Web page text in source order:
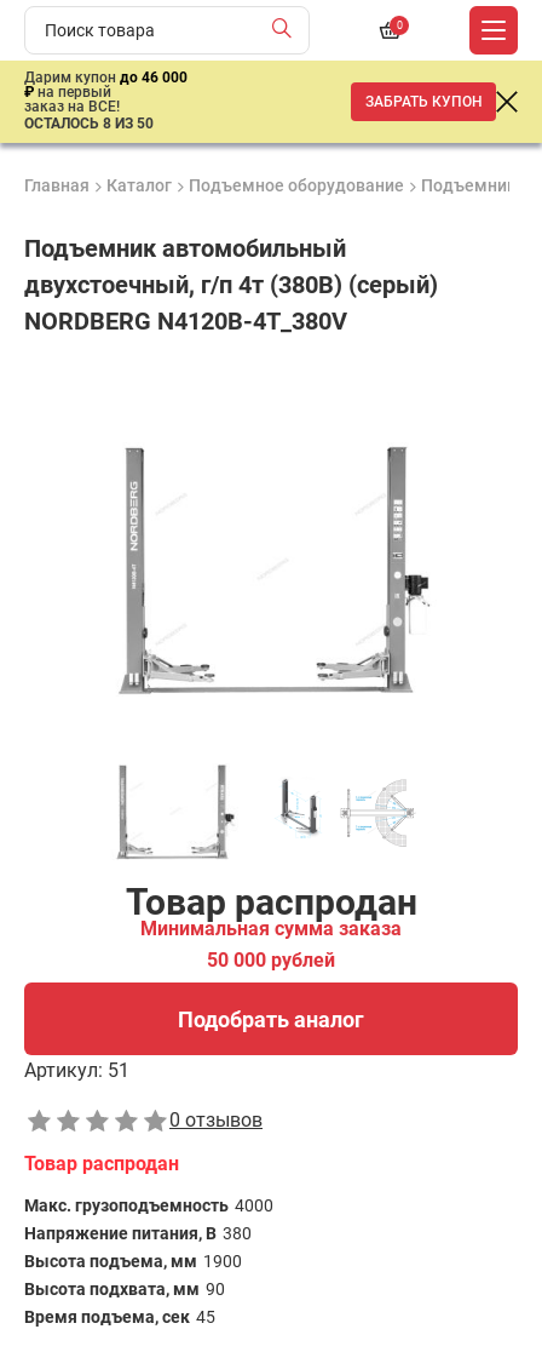
0
Дарим купон до 46 000
₽ на первый
заказ на ВСЕ!
ОСТАЛОСЬ 8 ИЗ 50
ЗАБРАТЬ КУПОН
Главная Каталог Подъемное оборудование Подъемники
Подъемник автомобильный
двухстоечный, г/п 4т (380В) (серый)
NORDBERG N4120B-4T_380V
Товар распродан
Минимальная сумма заказа
50 000 рублей
Подобрать аналог
Артикул: 51
0 отзывов
Товар распродан
Макс. грузоподъемность 4000
Напряжение питания, В 380
Высота подъема, мм 1900
Высота подхвата, мм 90
Время подъема, сек 45
Подобрать аналог